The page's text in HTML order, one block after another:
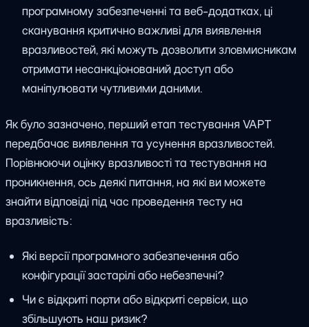
програмному забезпеченні та веб-додатках, ці
сканування критично важливі для виявлення
вразливостей, які можуть дозволити зловмисникам
отримати несанкціонований доступ або
маніпулювати чутливими даними.
Як було зазначено, перший етап тестування VAPT
передбачає виявлення та усунення вразливостей.
Порівнюючи оцінку вразливості та тестування на
проникнення, ось деякі питання, на які ви можете
знайти відповіді під час проведення тесту на
вразливість:
Які версії програмного забезпечення або
конфігурації застарілі або небезпечні?
Чи є відкриті порти або відкриті сервіси, що
збільшують наш ризик?